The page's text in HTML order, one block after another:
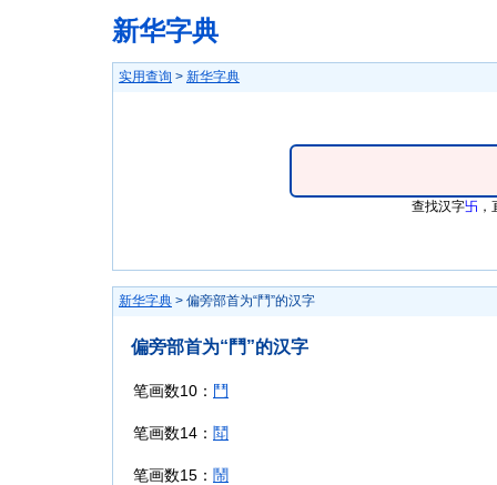
新华字典
实用查询 > 新华字典
查找汉字卐
新华字典 > 偏旁部首为“鬥”的汉字
偏旁部首为“鬥”的汉字
笔画数10： 鬥
笔画数14： 鬦
笔画数15： 鬧